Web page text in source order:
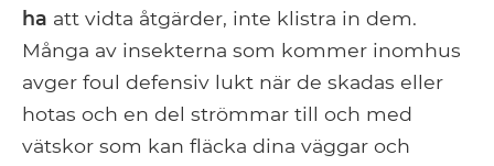
ha att vidta åtgärder, inte klistra in dem.
Många av insekterna som kommer inomhus
avger foul defensiv lukt när de skadas eller
hotas och en del strömmar till och med
vätskor som kan fläcka dina väggar och